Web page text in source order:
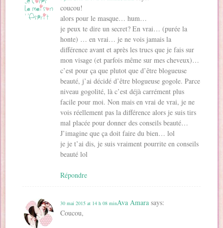
coucou!
alors pour le masque… hum…
je peux te dire un secret? En vrai… (purée la
honte) … en vrai… je ne vois jamais la
différence avant et après les trucs que je fais sur
mon visage (et parfois même sur mes cheveux)…
c’est pour ça que plutot que d’être blogueuse
beauté, j’ai décidé d’être blogueuse gogole. Parce
niveau gogolité, là c’est déjà carrément plus
facile pour moi. Non mais en vrai de vrai, je ne
vois réellement pas la différence alors je suis tirs
mal placée pour donner des conseils beauté…
J’imagine que ça doit faire du bien… lol
je je t’ai dis, je suis vraiment pourrite en conseils
beauté lol
Répondre
Ava Amara says:
30 mai 2015 at 14 h 08 min
Coucou,